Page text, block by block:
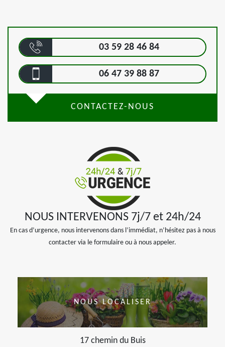
03 59 28 46 84
06 47 39 88 87
CONTACTEZ-NOUS
NOUS INTERVENONS 7j/7 et 24h/24
En cas d’urgence, nous intervenons dans l’immédiat, n’hésitez pas à nous
contacter via le formulaire ou à nous appeler.
NOUS LOCALISER
17 chemin du Buis